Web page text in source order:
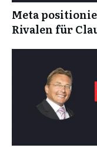
Meta
Rivalen für